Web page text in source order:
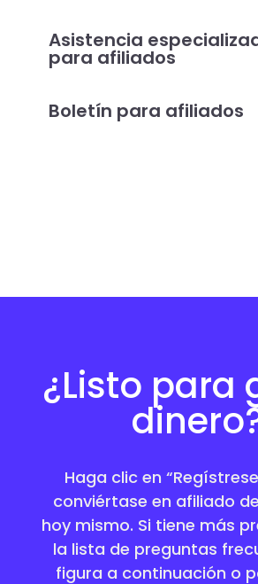
Asistencia
para afiliados
Boletín para afiliados
¿Listo para
Haga clic en
conviértase en afiliado
hoy mismo. Si tiene más
la lista de preguntas
figura a continuación o